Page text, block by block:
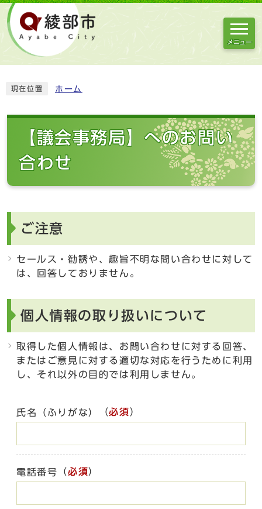
メニュー
現在位置 ホーム
【議会事務局】へのお問い
合わせ
ご注意
セールス・勧誘や、趣旨不明な問い合わせに対して
は、回答しておりません。
個人情報の取り扱いについて
取得した個人情報は、お問い合わせに対する回答、
またはご意見に対する適切な対応を行うために利用
し、それ以外の目的では利用しません。
氏名（ふりがな） （必須）
電話番号 （必須）